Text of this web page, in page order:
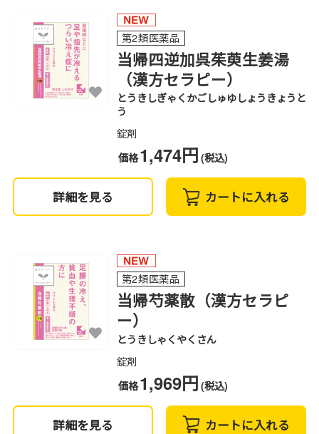
第2類医薬品
当帰四逆加呉茱萸生姜湯
（漢方セラピー）
とうきしぎゃくかごしゅゆしょうきょうと
う
錠剤
価格1,474円 (税込)
詳細を見る カートに入れる
第2類医薬品
当帰芍薬散（漢方セラピ
ー）
とうきしゃくやくさん
錠剤
価格1,969円 (税込)
詳細を見る カートに入れる